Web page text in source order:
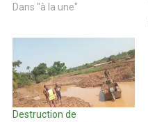
Dans "à la une"
Destruction de